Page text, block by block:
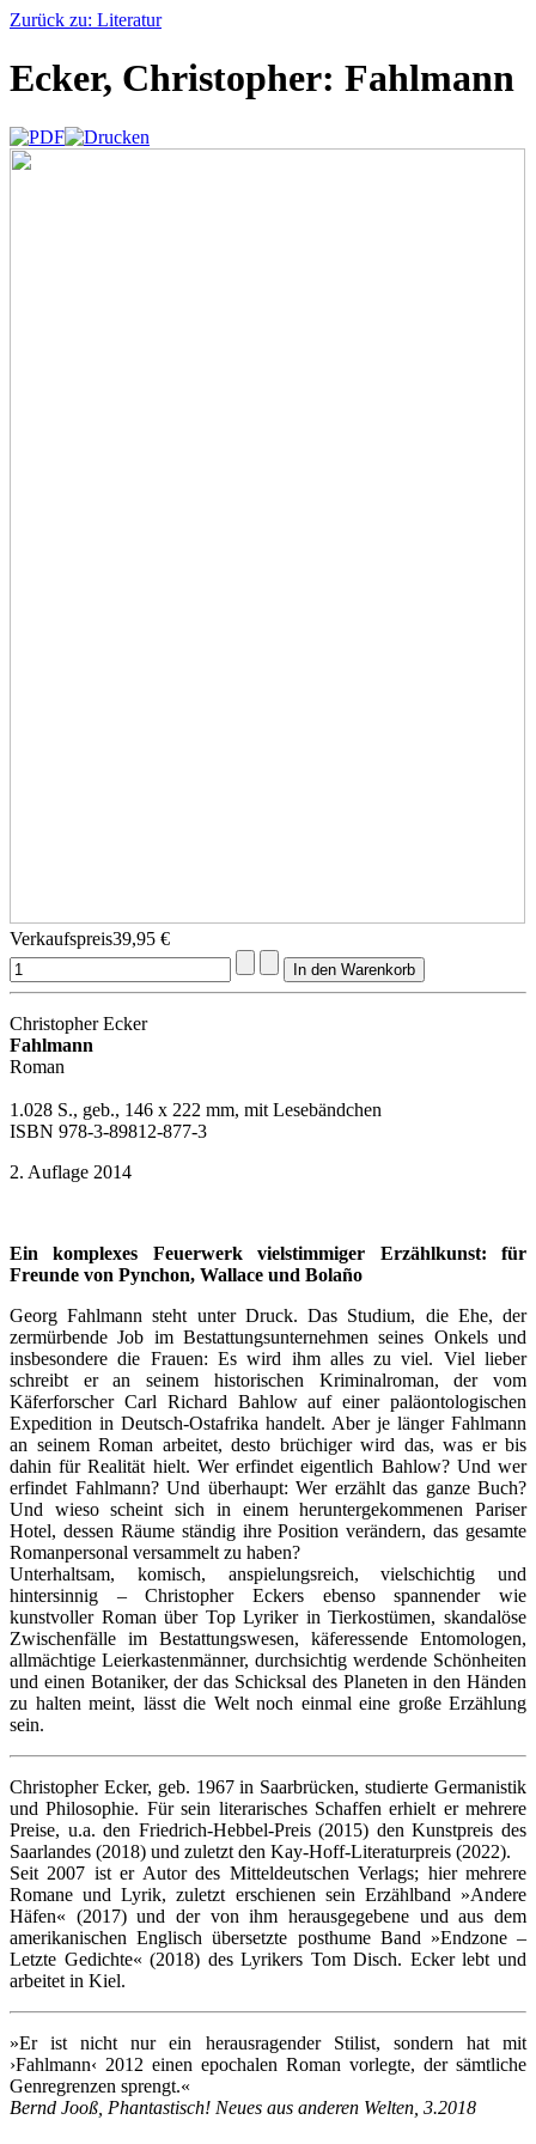
Zurück zu: Literatur
Ecker, Christopher: Fahlmann
Verkaufspreis39,95 €
Christopher Ecker
Fahlmann
Roman
1.028 S., geb., 146 x 222 mm, mit Lesebändchen
ISBN 978-3-89812-877-3
2. Auflage 2014
Ein komplexes Feuerwerk vielstimmiger Erzählkunst: für
Freunde von Pynchon, Wallace und Bolaño
Georg Fahlmann steht unter Druck. Das Studium, die Ehe, der
zermürbende Job im Bestattungsunternehmen seines Onkels und
insbesondere die Frauen: Es wird ihm alles zu viel. Viel lieber
schreibt er an seinem historischen Kriminalroman, der vom
Käferforscher Carl Richard Bahlow auf einer paläontologischen
Expedition in Deutsch-Ostafrika handelt. Aber je länger Fahlmann
an seinem Roman arbeitet, desto brüchiger wird das, was er bis
dahin für Realität hielt. Wer erfindet eigentlich Bahlow? Und wer
erfindet Fahlmann? Und überhaupt: Wer erzählt das ganze Buch?
Und wieso scheint sich in einem heruntergekommenen Pariser
Hotel, dessen Räume ständig ihre Position verändern, das gesamte
Romanpersonal versammelt zu haben?
Unterhaltsam, komisch, anspielungsreich, vielschichtig und
hintersinnig – Christopher Eckers ebenso spannender wie
kunstvoller Roman über Top Lyriker in Tierkostümen, skandalöse
Zwischenfälle im Bestattungswesen, käferessende Entomologen,
allmächtige Leierkastenmänner, durchsichtig werdende Schönheiten
und einen Botaniker, der das Schicksal des Planeten in den Händen
zu halten meint, lässt die Welt noch einmal eine große Erzählung
sein.
Christopher Ecker, geb. 1967 in Saarbrücken, studierte Germanistik
und Philosophie. Für sein literarisches Schaffen erhielt er mehrere
Preise, u.a. den Friedrich-Hebbel-Preis (2015) den Kunstpreis des
Saarlandes (2018) und zuletzt den Kay-Hoff-Literaturpreis (2022).
Seit 2007 ist er Autor des Mitteldeutschen Verlags; hier mehrere
Romane und Lyrik, zuletzt erschienen sein Erzählband »Andere
Häfen« (2017) und der von ihm herausgegebene und aus dem
amerikanischen Englisch übersetzte posthume Band »Endzone –
Letzte Gedichte« (2018) des Lyrikers Tom Disch. Ecker lebt und
arbeitet in Kiel.
»Er ist nicht nur ein herausragender Stilist, sondern hat mit
›Fahlmann‹ 2012 einen epochalen Roman vorlegte, der sämtliche
Genregrenzen sprengt.«
Bernd Jooß, Phantastisch! Neues aus anderen Welten, 3.2018